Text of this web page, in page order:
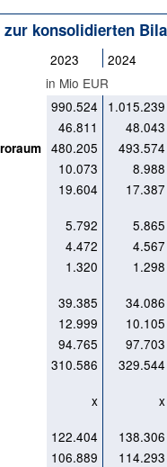
konsolidierten
2023
2024
in Mio EUR
990.524 1.015.239
46.811 48.043
480.205
493.574
10.073
8.988
19.604
17.387
5.792
5.865
4.472
4.567
1.320
1.298
39.385
34.086
12.999
10.105
94.765
97.703
310.586 329.544
x x
122.404 138.306
106.889 114.293